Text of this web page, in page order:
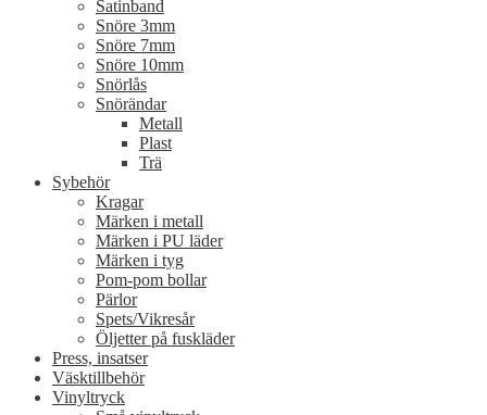
Satinband
Snöre 3mm
Snöre 7mm
Snöre 10mm
Snörlås
Snörändar
Metall
Plast
Trä
Sybehör
Kragar
Märken i metall
Märken i PU läder
Märken i tyg
Pom-pom bollar
Pärlor
Spets/Vikresår
Öljetter på fuskläder
Press, insatser
Väsktillbehör
Vinyltryck